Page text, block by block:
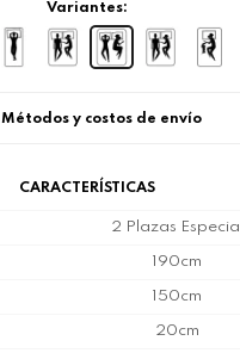
Variantes:
Métodos y costos de envío
CARACTERÍSTICAS
2 Plazas Especial
190cm
150cm
20cm